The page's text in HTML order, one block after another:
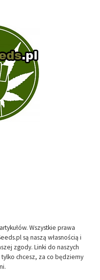
Wszystkie prawa
są naszą własnością i
zgody. Linki do naszych
chcesz, za co będziemy